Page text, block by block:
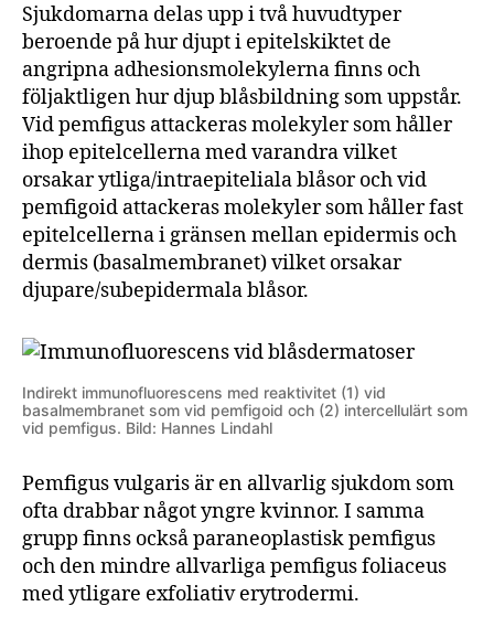
Sjukdomarna delas upp i två huvudtyper
beroende på hur djupt i epitelskiktet de
angripna adhesionsmolekylerna finns och
följaktligen hur djup blåsbildning som uppstår.
Vid pemfigus attackeras molekyler som håller
ihop epitelcellerna med varandra vilket
orsakar ytliga/intraepiteliala blåsor och vid
pemfigoid attackeras molekyler som håller fast
epitelcellerna i gränsen mellan epidermis och
dermis (basalmembranet) vilket orsakar
djupare/subepidermala blåsor.
Indirekt immunofluorescens med reaktivitet (1) vid
basalmembranet som vid pemfigoid och (2) intercellulärt som
vid pemfigus. Bild: Hannes Lindahl
Pemfigus vulgaris är en allvarlig sjukdom som
ofta drabbar något yngre kvinnor. I samma
grupp finns också paraneoplastisk pemfigus
och den mindre allvarliga pemfigus foliaceus
med ytligare exfoliativ erytrodermi.